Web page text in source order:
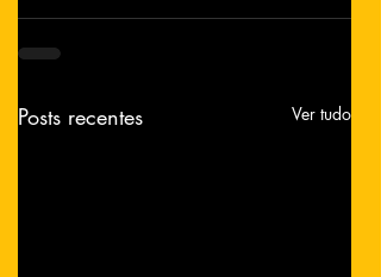
Posts recentes Ver tudo